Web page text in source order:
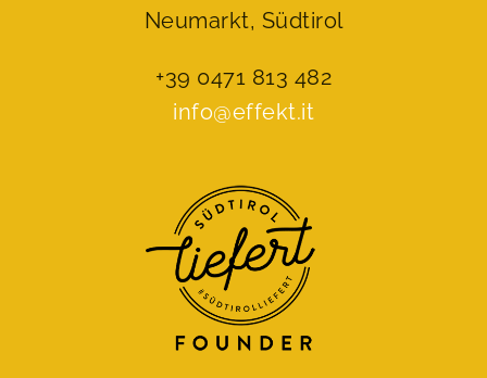
Neumarkt, Südtirol
+39 0471 813 482
info@effekt.it